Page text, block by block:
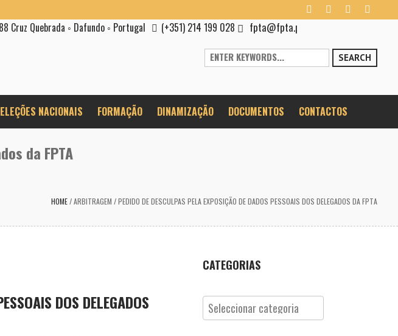
Cruz Quebrada ◦ Dafundo ◦ Portugal (+351) 214 199 028 fpta@fpta.pt
SEARCH
NACIONAIS FORMAÇÃO DINAMIZAÇÃO DOCUMENTOS CONTACTOS
da FPTA
HOME /ARBITRAGEM /PEDIDO DE DESCULPAS PELA EXPOSIÇÃO DE DADOS PESSOAIS DOS DELEGADOS DA FPTA
DOS DELEGADOS
CATEGORIAS
Categorias